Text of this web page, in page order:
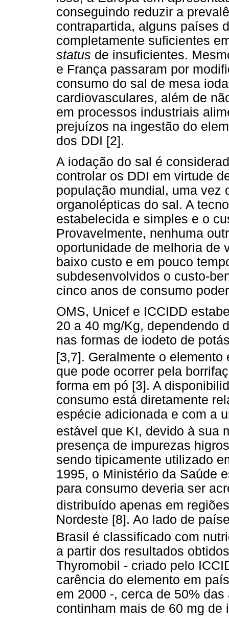
conseguindo reduzir a
contrapartida, alguns países
completamente suficientes
status de insuficientes.
e França passaram por
consumo do sal de mesa
cardiovasculares, além de
em processos industriais
prejuízos na ingestão do
dos DDI [2].
A iodação do sal é
controlar os DDI em virtude
população mundial, uma vez
organolépticas do sal. A
estabelecida e simples e o
Provavelmente, nenhuma
oportunidade de melhoria de
baixo custo e em pouco
subdesenvolvidos o custo-
cinco anos de consumo
OMS, Unicef e ICCIDD
20 a 40 mg/Kg, dependendo
nas formas de iodeto de
[3,7]. Geralmente o
que pode ocorrer pela
forma em pó [3]. A
consumo está diretamente
espécie adicionada e com a
estável que KI, devido à sua
presença de impurezas
sendo tipicamente utilizado
1995, o Ministério da Saúde
para consumo deveria ser
distribuído apenas em
Nordeste [8]. Ao lado de
Brasil é classificado com
a partir dos resultados
Thyromobil - criado pelo
carência do elemento em
em 2000 -, cerca de 50%
continham mais de 60 mg de